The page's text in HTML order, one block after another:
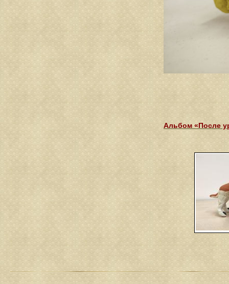
Альбом «После